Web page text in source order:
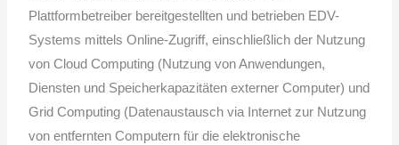
Plattformbetreiber bereitgestellten und betrieben EDV-
Systems mittels Online-Zugriff, einschließlich der Nutzung
von Cloud Computing (Nutzung von Anwendungen,
Diensten und Speicherkapazitäten externer Computer) und
Grid Computing (Datenaustausch via Internet zur Nutzung
von entfernten Computern für die elektronische